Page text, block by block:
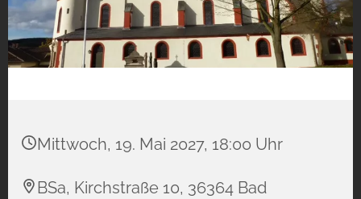
Mittwoch, 19. Mai 2027, 18:00 Uhr
BSa, Kirchstraße 10, 36364 Bad